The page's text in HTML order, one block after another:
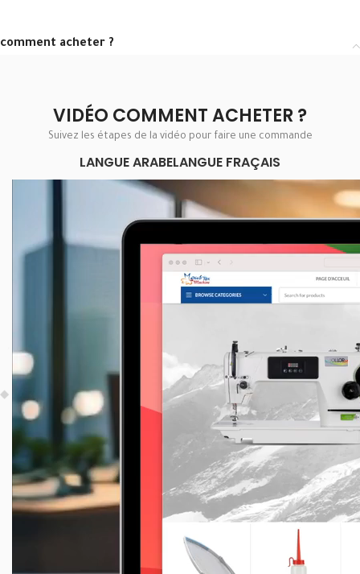
comment acheter ?
VIDÉO COMMENT ACHETER ?
Suivez les étapes de la vidéo pour faire une commande
LANGUE ARABELANGUE FRAÇAIS